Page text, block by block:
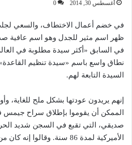
أغسطس 30, 2014 0
في خضم أعمال الاختطاف، والسعي لجلب
ظهر اسم مثير للجدل وهو اسم عافية
في السابق «أكثر سيدة مطلوبة في
نطاق واسع باسم «سيدة تنظيم
السيدة التابعة لهم.
إنهم يريدون عودتها بشكل ملح للغاية،
الممكن أن يقوموا بإطلاق سراح جيمس
صديقي، التي تقبع في السجن شديد
الأميركية لمدة 86 سنة.